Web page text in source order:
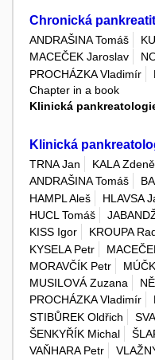
Chronická
ANDRAŠINA Tomáš
MACEČEK Jaroslav
PROCHÁZKA Vladimír
Chapter in a book
Klinická
Klinická
TRNA Jan KALA
ANDRAŠINA Tomáš
HAMPL Aleš
HLAVSA
HUCL Tomáš
KISS Igor
KROUPA
KYSELA Petr
MORAVČÍK Petr
MUSILOVÁ Zuzana
PROCHÁZKA Vladimír
STIBŮREK Oldřich
ŠENKYŘÍK Michal
VAŇHARA Petr